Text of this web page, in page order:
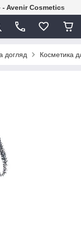
- Avenir Cosmetics
догляд Косметика